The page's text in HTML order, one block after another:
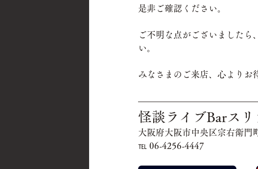
是非ご確認ください。
ご不明な点がございましたら
い。
みなさまのご来店、心よりお
怪談ライブBarス
大阪府大阪市中央区宗右衛門
℡ 06-4256-4447